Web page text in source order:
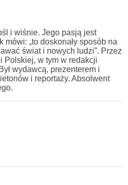
i wiśnie. Jego pasją jest
„to doskonały sposób na
świat i nowych ludzi”. Przez
Polskiej, w tym w redakcji
wydawcą, prezenterem i
i reportaży. Absolwent